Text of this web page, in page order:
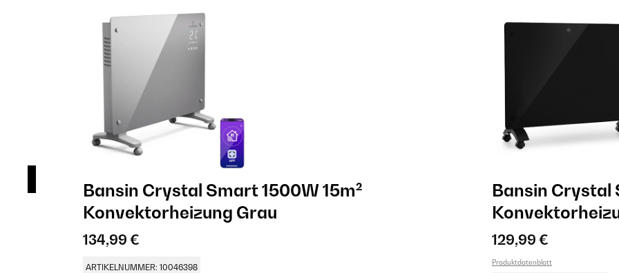
Bansin Crystal Smart 1500W 15m²
Konvektorheizung Grau
134,99 €
ARTIKELNUMMER: 10046398
Bansin Crystal
129,99 €
Produktdatenblatt